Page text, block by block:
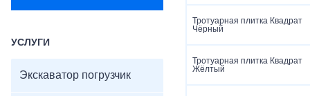
УСЛУГИ
Экскаватор погрузчик
Тротуарная плитка Квадрат
Чёрный
Тротуарная плитка Квадрат
Жёлтый